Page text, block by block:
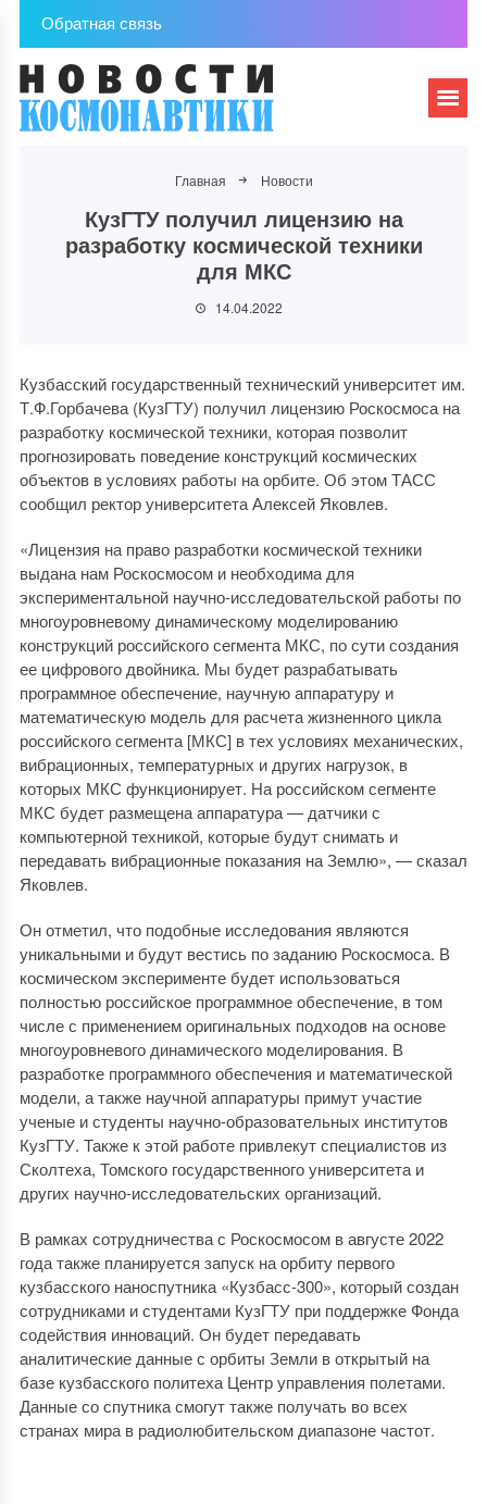
Обратная связь
Главная Новости
КузГТУ получил лицензию на
разработку космической техники
для МКС
14.04.2022
Кузбасский государственный технический университет им.
Т.Ф.Горбачева (КузГТУ) получил лицензию Роскосмоса на
разработку космической техники, которая позволит
прогнозировать поведение конструкций космических
объектов в условиях работы на орбите. Об этом ТАСС
сообщил ректор университета Алексей Яковлев.
«Лицензия на право разработки космической техники
выдана нам Роскосмосом и необходима для
экспериментальной научно-исследовательской работы по
многоуровневому динамическому моделированию
конструкций российского сегмента МКС, по сути создания
ее цифрового двойника. Мы будет разрабатывать
программное обеспечение, научную аппаратуру и
математическую модель для расчета жизненного цикла
российского сегмента [МКС] в тех условиях механических,
вибрационных, температурных и других нагрузок, в
которых МКС функционирует. На российском сегменте
МКС будет размещена аппаратура — датчики с
компьютерной техникой, которые будут снимать и
передавать вибрационные показания на Землю», — сказал
Яковлев.
Он отметил, что подобные исследования являются
уникальными и будут вестись по заданию Роскосмоса. В
космическом эксперименте будет использоваться
полностью российское программное обеспечение, в том
числе с применением оригинальных подходов на основе
многоуровневого динамического моделирования. В
разработке программного обеспечения и математической
модели, а также научной аппаратуры примут участие
ученые и студенты научно-образовательных институтов
КузГТУ. Также к этой работе привлекут специалистов из
Сколтеха, Томского государственного университета и
других научно-исследовательских организаций.
В рамках сотрудничества с Роскосмосом в августе 2022
года также планируется запуск на орбиту первого
кузбасского наноспутника «Кузбасс-300», который создан
сотрудниками и студентами КузГТУ при поддержке Фонда
содействия инноваций. Он будет передавать
аналитические данные с орбиты Земли в открытый на
базе кузбасского политеха Центр управления полетами.
Данные со спутника смогут также получать во всех
странах мира в радиолюбительском диапазоне частот.